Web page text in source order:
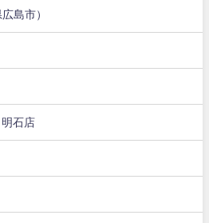
島市）
石店